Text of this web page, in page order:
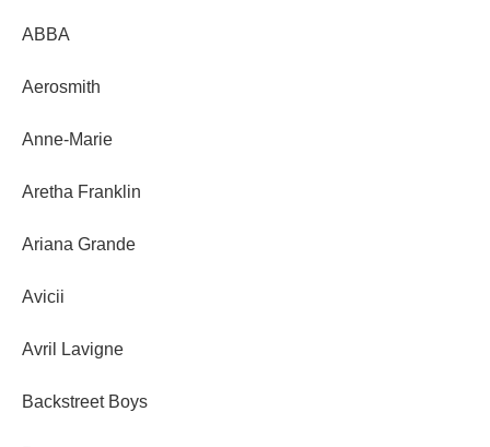
ABBA
Aerosmith
Anne-Marie
Aretha Franklin
Ariana Grande
Avicii
Avril Lavigne
Backstreet Boys